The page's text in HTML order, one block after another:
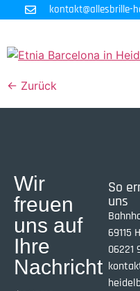
kontakt@allesbrille-
← Zurück
So
uns
69115
06221
Wir
freuen
uns auf
Ihre
Nachricht